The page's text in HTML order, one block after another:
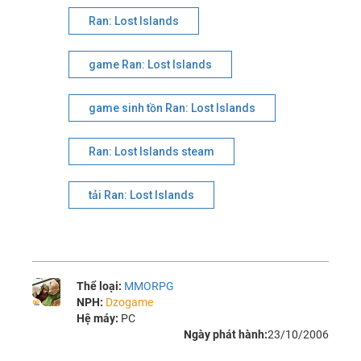
Ran: Lost Islands
game Ran: Lost Islands
game sinh tồn Ran: Lost Islands
Ran: Lost Islands steam
tải Ran: Lost Islands
Thể loại: MMORPG
NPH: Dzogame
Hệ máy: PC
Ngày phát hành:23/10/2006